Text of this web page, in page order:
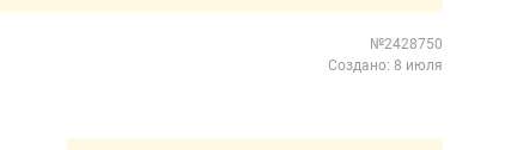
№2428750
Создано: 8 июля